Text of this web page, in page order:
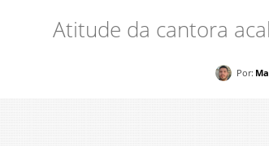
Atitude da cantora
Por: